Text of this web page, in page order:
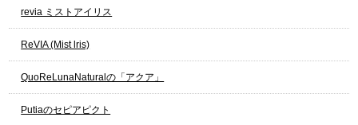
revia ミストアイリス
ReVIA (Mist lris)
QuoReLunaNaturalの「アクア」
Putiaのセピアピクト